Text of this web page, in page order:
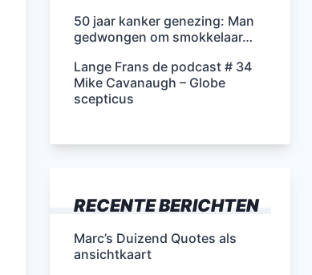
50 jaar kanker genezing: Man
gedwongen om smokkelaar…
Lange Frans de podcast # 34
Mike Cavanaugh – Globe
scepticus
RECENTE BERICHTEN
Marc’s Duizend Quotes als
ansichtkaart